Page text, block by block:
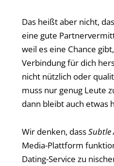
Das heißt aber nicht,
eine gute
weil es eine Chance
Verbindung für dich
nicht nützlich oder
muss nur genug Leute
dann bleibt auch etwas
Wir denken, dassSubtle
Media-Plattform
Dating-Service zu